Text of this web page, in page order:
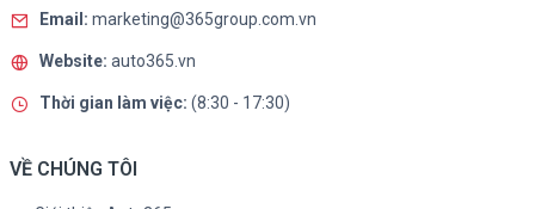
Email: marketing@365group.com.vn
Website: auto365.vn
Thời gian làm việc: (8:30 - 17:30)
VỀ CHÚNG TÔI